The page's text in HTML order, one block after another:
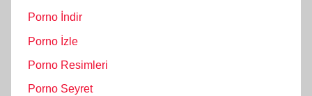
Porno İndir
Porno İzle
Porno Resimleri
Porno Seyret